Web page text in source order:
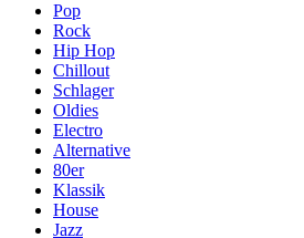
Pop
Rock
Hip Hop
Chillout
Schlager
Oldies
Electro
Alternative
80er
Klassik
House
Jazz